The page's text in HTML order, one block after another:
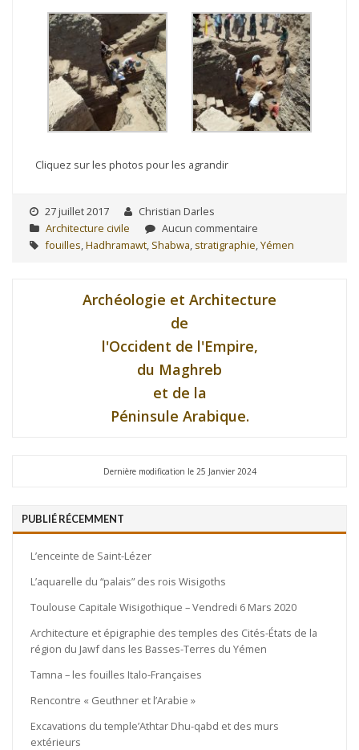
Cliquez sur les photos pour les agrandir
27 juillet 2017
Christian Darles
Architecture civile
Aucun commentaire
fouilles Hadhramawt Shabwa stratigraphie Yémen
Archéologie et Architecture
de
l'Occident de l'Empire,
du Maghreb
et de la
Péninsule Arabique.
Dernière modification le 25 Janvier 2024
PUBLIÉ RÉCEMMENT
L’enceinte de Saint-Lézer
L’aquarelle du “palais” des rois Wisigoths
Toulouse Capitale Wisigothique – Vendredi 6 Mars 2020
Architecture et épigraphie des temples des Cités-États de la
région du Jawf dans les Basses-Terres du Yémen
Tamna – les fouilles Italo-Françaises
Rencontre « Geuthner et l’Arabie »
Excavations du temple’Athtar Dhu-qabd et des murs
extérieurs